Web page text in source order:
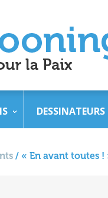
DESSINATEURS
/ « En avant toutes